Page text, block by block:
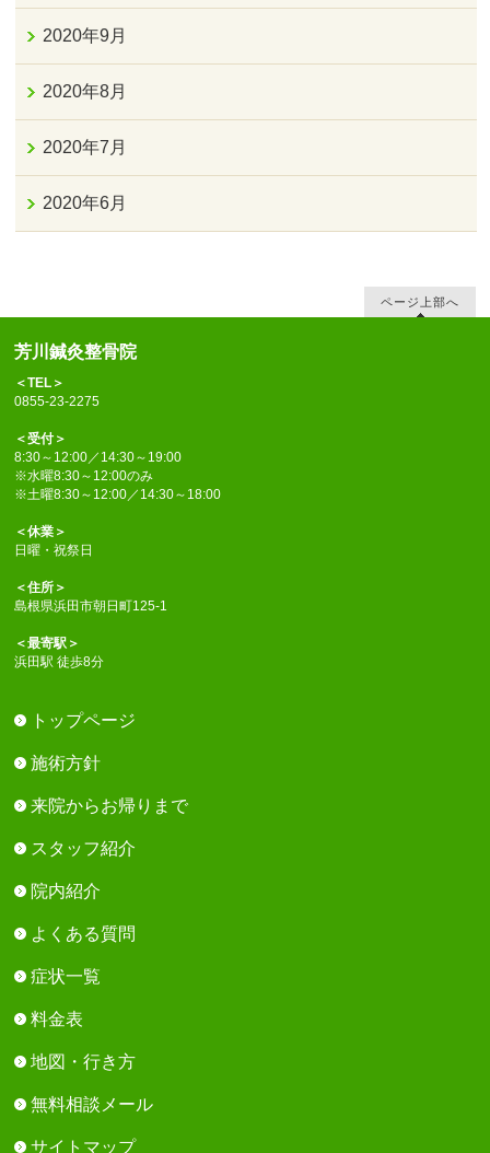
2020年9月
2020年8月
2020年7月
2020年6月
ページ上部へ
芳川鍼灸整骨院
＜TEL＞
0855-23-2275
＜受付＞
8:30～12:00／14:30～19:00
※水曜8:30～12:00のみ
※土曜8:30～12:00／14:30～18:00
＜休業＞
日曜・祝祭日
＜住所＞
島根県浜田市朝日町125-1
＜最寄駅＞
浜田駅 徒歩8分
トップページ
施術方針
来院からお帰りまで
スタッフ紹介
院内紹介
よくある質問
症状一覧
料金表
地図・行き方
無料相談メール
サイトマップ